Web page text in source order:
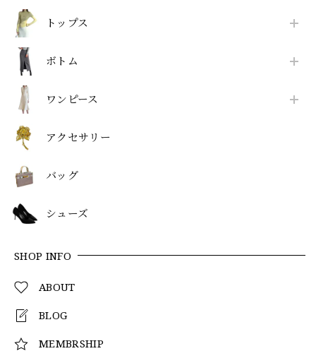
トップス
ボトム
ワンピース
アクセサリー
バッグ
シューズ
SHOP INFO
ABOUT
BLOG
MEMBRSHIP